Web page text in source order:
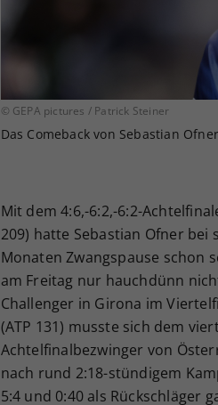
© GEPA pictures / Patrick Steiner
Das Comeback von Sebastian
Mit dem 4:6,-6:2,-6:2-
209) hatte Sebastian Ofner
Monaten Zwangspause schon
am Freitag nur hauchdünn
Challenger in Girona im
(ATP 131) musste sich dem
Achtelfinalbezwinger von
nach rund 2:18-stündigem
5:4 und 0:40 als Rückschläger